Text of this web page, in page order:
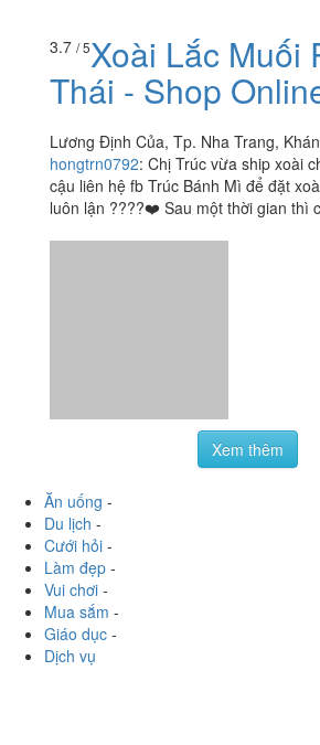
Hoàng Văn Thụ, Tp. Nha Trang,
iamkhanhly2190 :Xôi mặn ở đây rất là
nhiều chỗ ở Nha Trang r nhưng thấy
lại rẻ nữa, muốn mua hộp 15k hay 20k
thường mua...
3.7 Xoài Lắc Muối
Ăn uống
Du lịch-
Cưới hỏi-
Làm đẹp
Vui chơi-
Mua sắm
Giáo dục